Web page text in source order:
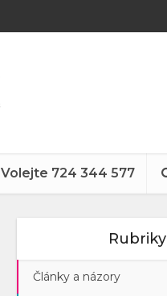
Volejte 724 344 577
Rubriky
Články a názory